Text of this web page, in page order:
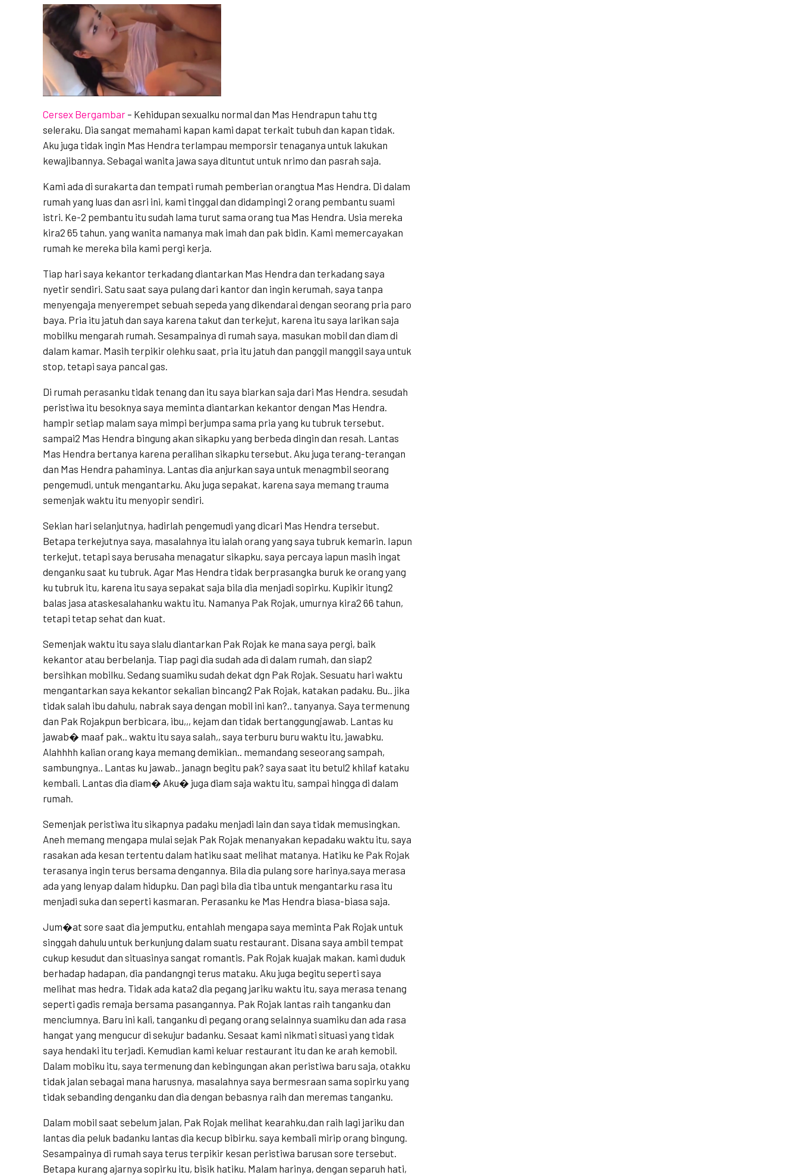
Cersex Bergambar – Kehidupan sexualku normal dan Mas Hendrapun tahu ttg
seleraku. Dia sangat memahami kapan kami dapat terkait tubuh dan kapan tidak.
Aku juga tidak ingin Mas Hendra terlampau memporsir tenaganya untuk lakukan
kewajibannya. Sebagai wanita jawa saya dituntut untuk nrimo dan pasrah saja.
Kami ada di surakarta dan tempati rumah pemberian orangtua Mas Hendra. Di dalam
rumah yang luas dan asri ini, kami tinggal dan didampingi 2 orang pembantu suami
istri. Ke-2 pembantu itu sudah lama turut sama orang tua Mas Hendra. Usia mereka
kira2 65 tahun. yang wanita namanya mak imah dan pak bidin. Kami memercayakan
rumah ke mereka bila kami pergi kerja.
Tiap hari saya kekantor terkadang diantarkan Mas Hendra dan terkadang saya
nyetir sendiri. Satu saat saya pulang dari kantor dan ingin kerumah, saya tanpa
menyengaja menyerempet sebuah sepeda yang dikendarai dengan seorang pria paro
baya. Pria itu jatuh dan saya karena takut dan terkejut, karena itu saya larikan saja
mobilku mengarah rumah. Sesampainya di rumah saya, masukan mobil dan diam di
dalam kamar. Masih terpikir olehku saat, pria itu jatuh dan panggil manggil saya untuk
stop, tetapi saya pancal gas.
Di rumah perasanku tidak tenang dan itu saya biarkan saja dari Mas Hendra. sesudah
peristiwa itu besoknya saya meminta diantarkan kekantor dengan Mas Hendra.
hampir setiap malam saya mimpi berjumpa sama pria yang ku tubruk tersebut.
sampai2 Mas Hendra bingung akan sikapku yang berbeda dingin dan resah. Lantas
Mas Hendra bertanya karena peralihan sikapku tersebut. Aku juga terang-terangan
dan Mas Hendra pahaminya. Lantas dia anjurkan saya untuk menagmbil seorang
pengemudi, untuk mengantarku. Aku juga sepakat, karena saya memang trauma
semenjak waktu itu menyopir sendiri.
Sekian hari selanjutnya, hadirlah pengemudi yang dicari Mas Hendra tersebut.
Betapa terkejutnya saya, masalahnya itu ialah orang yang saya tubruk kemarin. Iapun
terkejut, tetapi saya berusaha menagatur sikapku, saya percaya iapun masih ingat
denganku saat ku tubruk. Agar Mas Hendra tidak berprasangka buruk ke orang yang
ku tubruk itu, karena itu saya sepakat saja bila dia menjadi sopirku. Kupikir itung2
balas jasa ataskesalahanku waktu itu. Namanya Pak Rojak, umurnya kira2 66 tahun,
tetapi tetap sehat dan kuat.
Semenjak waktu itu saya slalu diantarkan Pak Rojak ke mana saya pergi, baik
kekantor atau berbelanja. Tiap pagi dia sudah ada di dalam rumah, dan siap2
bersihkan mobilku. Sedang suamiku sudah dekat dgn Pak Rojak. Sesuatu hari waktu
mengantarkan saya kekantor sekalian bincang2 Pak Rojak, katakan padaku. Bu.. jika
tidak salah ibu dahulu, nabrak saya dengan mobil ini kan?.. tanyanya. Saya termenung
dan Pak Rojakpun berbicara, ibu,,, kejam dan tidak bertanggungjawab. Lantas ku
jawab� maaf pak.. waktu itu saya salah,, saya terburu buru waktu itu, jawabku.
Alahhhh kalian orang kaya memang demikian.. memandang seseorang sampah,
sambungnya.. Lantas ku jawab.. janagn begitu pak? saya saat itu betul2 khilaf kataku
kembali. Lantas dia diam� Aku� juga diam saja waktu itu, sampai hingga di dalam
rumah.
Semenjak peristiwa itu sikapnya padaku menjadi lain dan saya tidak memusingkan.
Aneh memang mengapa mulai sejak Pak Rojak menanyakan kepadaku waktu itu, saya
rasakan ada kesan tertentu dalam hatiku saat melihat matanya. Hatiku ke Pak Rojak
terasanya ingin terus bersama dengannya. Bila dia pulang sore harinya,saya merasa
ada yang lenyap dalam hidupku. Dan pagi bila dia tiba untuk mengantarku rasa itu
menjadi suka dan seperti kasmaran. Perasanku ke Mas Hendra biasa-biasa saja.
Jum�at sore saat dia jemputku, entahlah mengapa saya meminta Pak Rojak untuk
singgah dahulu untuk berkunjung dalam suatu restaurant. Disana saya ambil tempat
cukup kesudut dan situasinya sangat romantis. Pak Rojak kuajak makan. kami duduk
berhadap hadapan, dia pandangngi terus mataku. Aku juga begitu seperti saya
melihat mas hedra. Tidak ada kata2 dia pegang jariku waktu itu, saya merasa tenang
seperti gadis remaja bersama pasangannya. Pak Rojak lantas raih tanganku dan
menciumnya. Baru ini kali, tanganku di pegang orang selainnya suamiku dan ada rasa
hangat yang mengucur di sekujur badanku. Sesaat kami nikmati situasi yang tidak
saya hendaki itu terjadi. Kemudian kami keluar restaurant itu dan ke arah kemobil.
Dalam mobiku itu, saya termenung dan kebingungan akan peristiwa baru saja, otakku
tidak jalan sebagai mana harusnya, masalahnya saya bermesraan sama sopirku yang
tidak sebanding denganku dan dia dengan bebasnya raih dan meremas tanganku.
Dalam mobil saat sebelum jalan, Pak Rojak melihat kearahku,dan raih lagi jariku dan
lantas dia peluk badanku lantas dia kecup bibirku. saya kembali mirip orang bingung.
Sesampainya di rumah saya terus terpikir kesan peristiwa barusan sore tersebut.
Betapa kurang ajarnya sopirku itu, bisik hatiku. Malam harinya, dengan separuh hati,